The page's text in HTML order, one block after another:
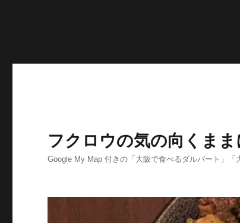
フクロウの気の向くまま
Google My Map 付きの「大阪で食べるダルバート」